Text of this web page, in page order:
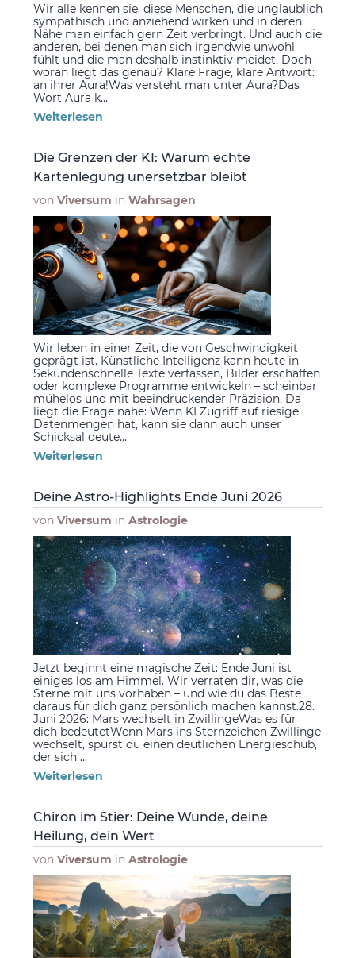
Wir alle kennen sie, diese Menschen, die unglaublich
sympathisch und anziehend wirken und in deren
Nähe man einfach gern Zeit verbringt. Und auch die
anderen, bei denen man sich irgendwie unwohl
fühlt und die man deshalb instinktiv meidet. Doch
woran liegt das genau? Klare Frage, klare Antwort:
an ihrer Aura!Was versteht man unter Aura?Das
Wort Aura k...
Weiterlesen
Die Grenzen der KI: Warum echte
Kartenlegung unersetzbar bleibt
von Viversum in Wahrsagen
Wir leben in einer Zeit, die von Geschwindigkeit
geprägt ist. Künstliche Intelligenz kann heute in
Sekundenschnelle Texte verfassen, Bilder erschaffen
oder komplexe Programme entwickeln – scheinbar
mühelos und mit beeindruckender Präzision. Da
liegt die Frage nahe: Wenn KI Zugriff auf riesige
Datenmengen hat, kann sie dann auch unser
Schicksal deute...
Weiterlesen
Deine Astro-Highlights Ende Juni 2026
von Viversum in Astrologie
Jetzt beginnt eine magische Zeit: Ende Juni ist
einiges los am Himmel. Wir verraten dir, was die
Sterne mit uns vorhaben – und wie du das Beste
daraus für dich ganz persönlich machen kannst.28.
Juni 2026: Mars wechselt in ZwillingeWas es für
dich bedeutetWenn Mars ins Sternzeichen Zwillinge
wechselt, spürst du einen deutlichen Energieschub,
der sich ...
Weiterlesen
Chiron im Stier: Deine Wunde, deine
Heilung, dein Wert
von Viversum in Astrologie